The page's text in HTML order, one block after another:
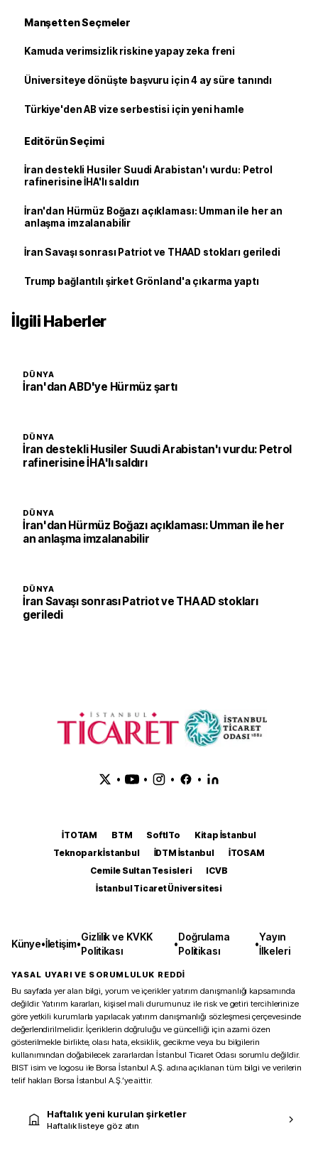
Manşetten Seçmeler
Kamuda verimsizlik riskine yapay zeka freni
Üniversiteye dönüşte başvuru için 4 ay süre tanındı
Türkiye'den AB vize serbestisi için yeni hamle
Editörün Seçimi
İran destekli Husiler Suudi Arabistan'ı vurdu: Petrol
rafinerisine İHA'lı saldırı
İran'dan Hürmüz Boğazı açıklaması: Umman ile her an
anlaşma imzalanabilir
İran Savaşı sonrası Patriot ve THAAD stokları geriledi
Trump bağlantılı şirket Grönland'a çıkarma yaptı
İlgili Haberler
DÜNYA
İran'dan ABD'ye Hürmüz şartı
DÜNYA
İran destekli Husiler Suudi Arabistan'ı vurdu: Petrol
rafinerisine İHA'lı saldırı
DÜNYA
İran'dan Hürmüz Boğazı açıklaması: Umman ile her
an anlaşma imzalanabilir
DÜNYA
İran Savaşı sonrası Patriot ve THAAD stokları
geriledi
• • • •
İTOTAM BTM SoftITo
Kitap İstanbul
Teknopark İstanbul
İDTM İstanbul
İTOSAM
Cemile Sultan Tesisleri
ICVB
İstanbul Ticaret Üniversitesi
Künye•İletişim•
Gizlilik ve KVKK
Politikası
•
Doğrulama
Politikası
•
Yayın
İlkeleri
YASAL UYARI VE SORUMLULUK REDDİ
Bu sayfada yer alan bilgi, yorum ve içerikler yatırım danışmanlığı kapsamında
değildir. Yatırım kararları, kişisel mali durumunuz ile risk ve getiri tercihlerinize
göre yetkili kurumlarla yapılacak yatırım danışmanlığı sözleşmesi çerçevesinde
değerlendirilmelidir. İçeriklerin doğruluğu ve güncelliği için azami özen
gösterilmekle birlikte, olası hata, eksiklik, gecikme veya bu bilgilerin
kullanımından doğabilecek zararlardan İstanbul Ticaret Odası sorumlu değildir.
BIST isim ve logosu ile Borsa İstanbul A.Ş. adına açıklanan tüm bilgi ve verilerin
telif hakları Borsa İstanbul A.Ş.’ye aittir.
Haftalık yeni kurulan şirketler
Haftalık listeye göz atın